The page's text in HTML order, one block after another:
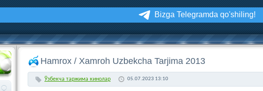
Bizga Telegramda qo'shiling!
Hamrox / Xamroh Uzbekcha Tarjima 2013
Ўзбекча таржима кинолар 05.07.2023 13:10